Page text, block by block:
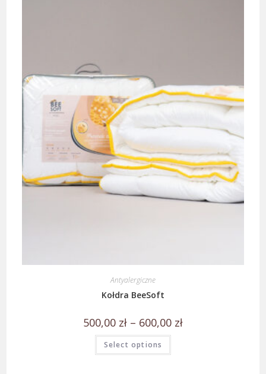
Antyalergiczne
Kołdra BeeSoft
500,00 zł – 600,00 zł
Select options